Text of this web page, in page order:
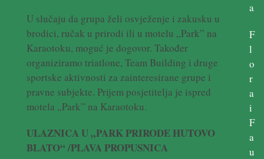
U slučaju da grupa želi osvježenje i zakusku u
brodici, ručak u prirodi ili u motelu „Park” na
Karaotoku, moguć je dogovor. Također
organiziramo triatlone, Team Building i druge
sportske aktivnosti za zainteresirane grupe i
pravne subjekte. Prijem posjetitelja je ispred
motela „Park” na Karaotoku.
ULAZNICAU„PARKPRIRODE HUTOVO
BLATO“ /PLAVAPROPUSNICA
a
F
l
o
r
a
i
F
a
u